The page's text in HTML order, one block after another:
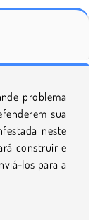
problema
sua
neste
construir e
los para a